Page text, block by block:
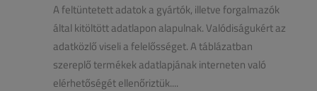
A feltüntetett adatok a gyártók, illetve forgalmazók
által kitöltött adatlapon alapulnak. Valódiságukért az
adatközlő viseli a felelősséget. A táblázatban
szereplő termékek adatlapjának interneten való
elérhetőségét ellenőriztük....